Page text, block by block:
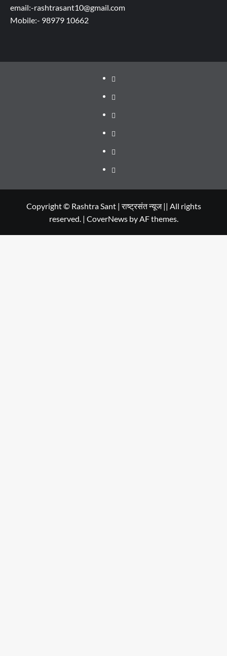
email:-rashtrasant10@gmail.com
Mobile:- 98979 10662
About
WEB
SERIES
TO
Dehradun
Smart
City
Life
in
Dehradun
Places
to
in
Dehradun
सम्पर्क
Copyright © Rashtra Sant | राष्ट्रसंत न्यूज || All rights
reserved. | CoverNewsby AF themes.